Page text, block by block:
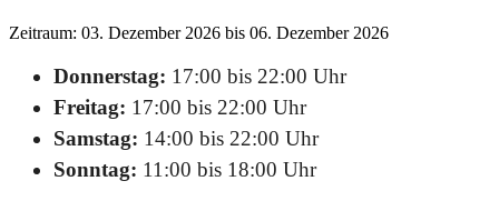
Zeitraum: 03. Dezember 2026 bis 06. Dezember 2026
Donnerstag: 17:00 bis 22:00 Uhr
Freitag: 17:00 bis 22:00 Uhr
Samstag: 14:00 bis 22:00 Uhr
Sonntag: 11:00 bis 18:00 Uhr